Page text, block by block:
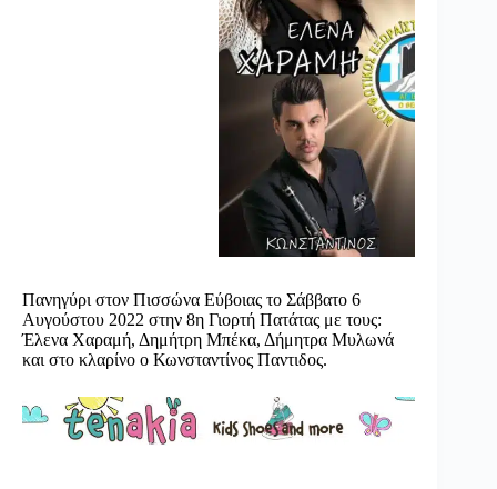
Πανηγύρι στον Πισσώνα Εύβοιας το Σάββατο 6
Αυγούστου 2022 στην 8η Γιορτή Πατάτας με τους:
Έλενα Χαραμή, Δημήτρη Μπέκα, Δήμητρα Μυλωνά
και στο κλαρίνο ο Κωνσταντίνος Παντιδος.